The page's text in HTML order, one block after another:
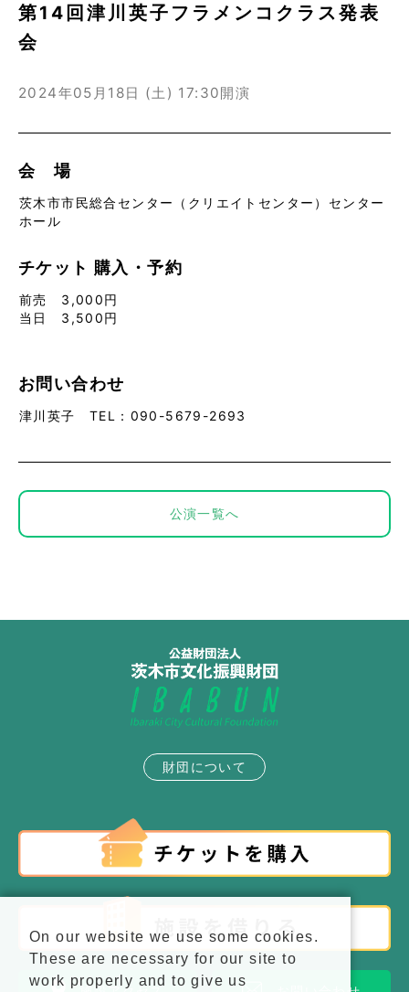
第14回津川英子フラメンコクラス発表
会
2024年05月18日 (土) 17:30開演
会 場
茨木市市民総合センター（クリエイトセンター）センター
ホール
チケット 購入・予約
前売 3,000円
当日 3,500円
お問い合わせ
津川英子 TEL：090-5679-2693
公演一覧へ
財団について
On our website we use some cookies.
These are necessary for our site to
work properly and to give us